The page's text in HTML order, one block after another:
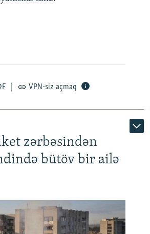
VPN-siz açmaq
zərbəsindən
bütöv bir ailə